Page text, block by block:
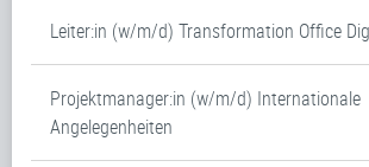
Leiter:in (w/m/d) Transformation Office
Projektmanager:in (w/m/d) Internationale
Angelegenheiten